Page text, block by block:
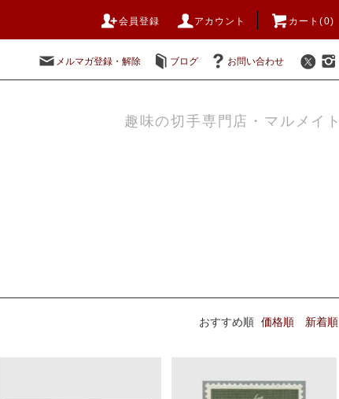
会員登録 アカウント カート(0)
メルマガ登録・解除 ブログ お問い合わせ
趣味の切手専門店・マルメイト
おすすめ順 価格順 新着順